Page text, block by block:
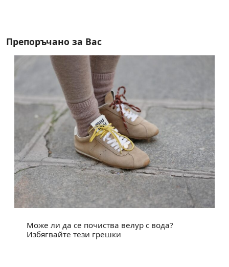
Препоръчано за Вас
Може ли да се почиства велур с вода?
Избягвайте тези грешки